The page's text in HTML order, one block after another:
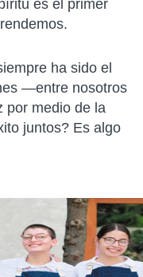
es el primer
ha sido el
—entre nosotros
por medio de la
juntos? Es algo